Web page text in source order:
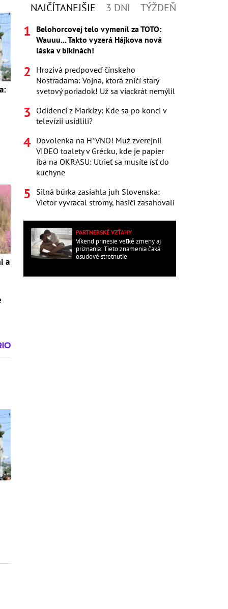
a
NAJČÍTANEJŠIE 3 DNI TÝŽDEŇ
Belohorcovej telo vymenil za TOTO:
Wauuu... Takto vyzerá Hájkova nová
láska v bikinách!
Hrozivá predpoveď čínskeho
Nostradama: Vojna, ktorá zničí starý
svetový poriadok! Už sa viackrát nemýlil
Odídenci z Markízy: Kde sa po konci v
televízii usídlili?
Dovolenka na H*VNO! Muž zverejnil
VIDEO toalety v Grécku, kde je papier
iba na OKRASU: Utrieť sa musíte ísť do
kuchyne
Silná búrka zasiahla juh Slovenska:
Vietor vyvracal stromy, hasiči zasahovali
PARTNERSKÉ VZŤAHY
Víkend prinesie veľké zmeny aj
priznania: Tieto znamenia čaká
osudové stretnutie